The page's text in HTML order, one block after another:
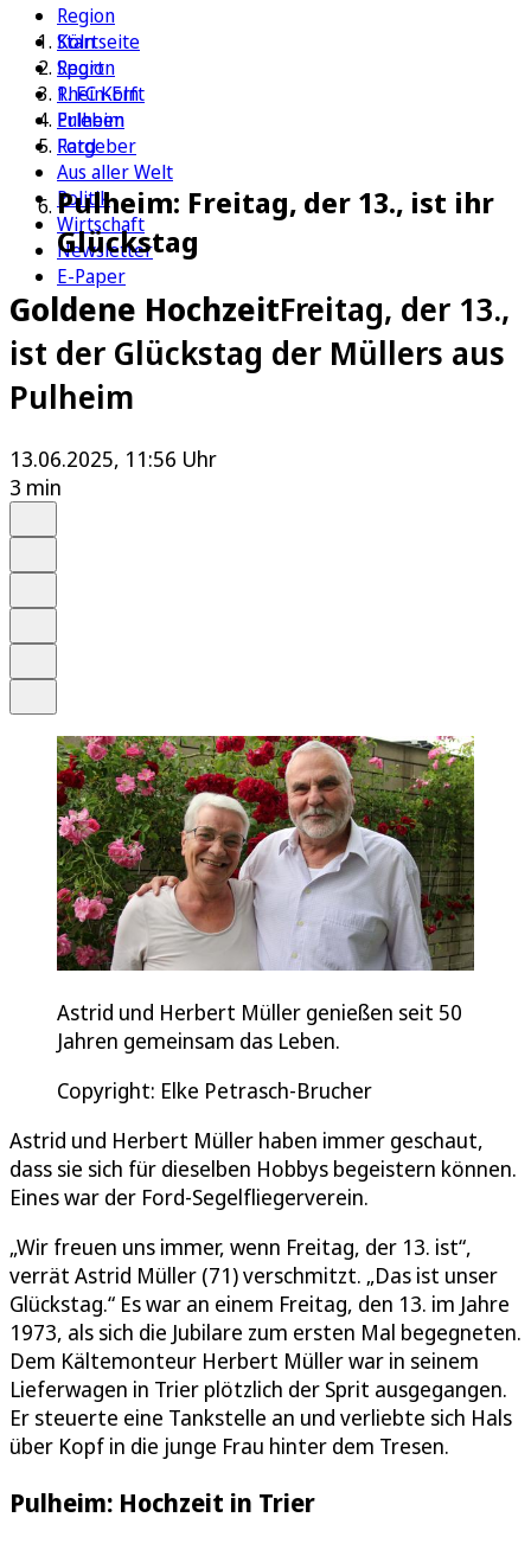
Region
Köln
Sport
1. FC Köln
Erleben
Ratgeber
Aus aller Welt
Politik
Wirtschaft
Newsletter
E-Paper
Startseite
Region
Rhein-Erft
Pulheim
Ford
Pulheim: Freitag, der 13., ist ihr
Glückstag
Goldene HochzeitFreitag, der 13.,
ist der Glückstag der Müllers aus
Pulheim
13.06.2025, 11:56 Uhr
3 min
Astrid und Herbert Müller genießen seit 50
Jahren gemeinsam das Leben.
Copyright: Elke Petrasch-Brucher
Astrid und Herbert Müller haben immer geschaut,
dass sie sich für dieselben Hobbys begeistern können.
Eines war der Ford-Segelfliegerverein.
„Wir freuen uns immer, wenn Freitag, der 13. ist“,
verrät Astrid Müller (71) verschmitzt. „Das ist unser
Glückstag.“ Es war an einem Freitag, den 13. im Jahre
1973, als sich die Jubilare zum ersten Mal begegneten.
Dem Kältemonteur Herbert Müller war in seinem
Lieferwagen in Trier plötzlich der Sprit ausgegangen.
Er steuerte eine Tankstelle an und verliebte sich Hals
über Kopf in die junge Frau hinter dem Tresen.
Pulheim: Hochzeit in Trier